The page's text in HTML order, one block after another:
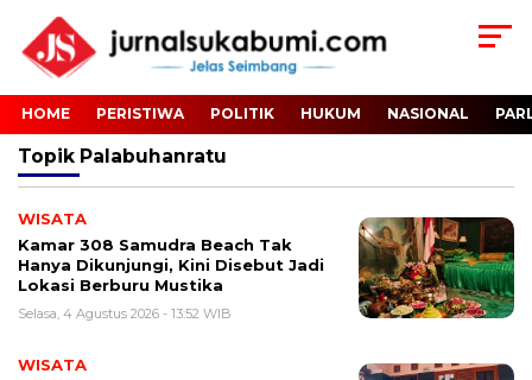
HOME PERISTIWA POLITIK HUKUM NASIONAL
Topik Palabuhanratu
WISATA
Kamar 308 Samudra Beach Tak
Hanya Dikunjungi, Kini Disebut Jadi
Lokasi Berburu Mustika
Selasa, 4 Agustus 2026 - 13:52 WIB
WISATA